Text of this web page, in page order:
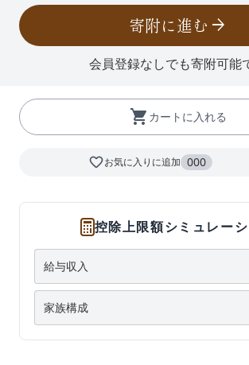
寄附に進む arrow_forward
会員登録なしでも寄附可能
shopping_cart カートに入れる
favorite_borderお気に入りに追加 000
控除上限額シミュレー